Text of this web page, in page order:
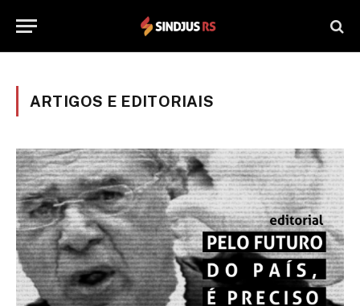
ARTIGOS E EDITORIAIS